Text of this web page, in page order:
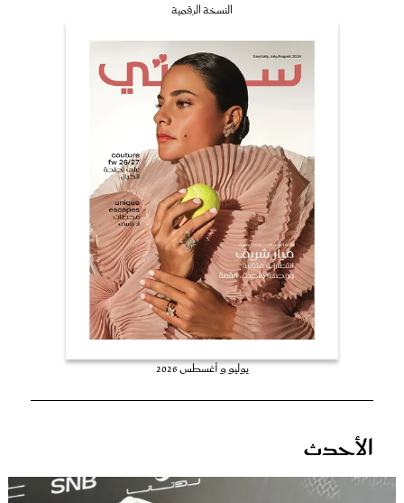
النسخة الرقمية
يوليو و أغسطس 2026
الأحدث
عروس سيدتي
غلاف رفمي